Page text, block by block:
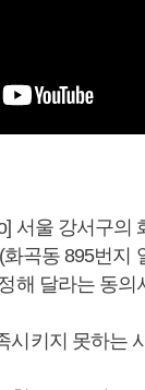
서울 강서구의
곡동 895번지
해 달라는 동
시키지 못하는